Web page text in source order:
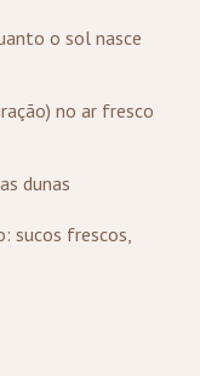
o sol nasce
no ar fresco
dunas
sucos frescos,